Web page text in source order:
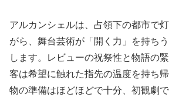
アルカンシェルは、占領下の都市で
がら、舞台芸術が「開く力」を持ち
します。レビューの祝祭性と物語の
客は希望に触れた指先の温度を持ち
物の準備はほどほどで十分、初観劇